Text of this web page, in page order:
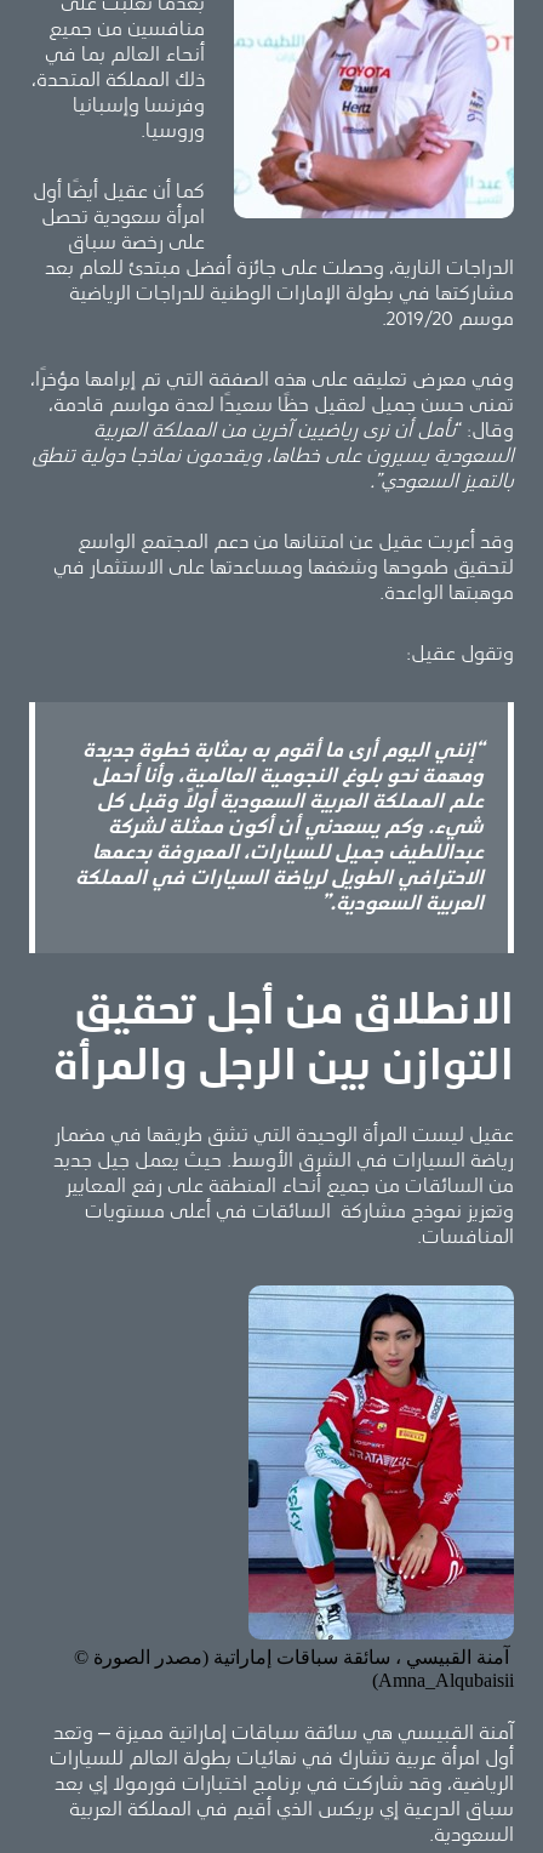
منافسين من جميع
أنحاء العالم بما في
ذلك المملكة المتحدة،
وفرنسا وإسبانيا
وروسيا.
كما أن عقيل أيضًا أول
امرأة سعودية تحصل
على رخصة سباق
الدراجات النارية، وحصلت على جائزة أفضل مبتدئ للعام بعد
مشاركتها في بطولة الإمارات الوطنية للدراجات الرياضية
موسم 2019/20.
وفي معرض تعليقه على هذه الصفقة التي تم إبرامها مؤخرًا،
تمنى حسن جميل لعقيل حظًا سعيدًا لعدة مواسم قادمة،
وقال: “نأمل أن نرى رياضيين آخرين من المملكة العربية
السعودية يسيرون على خطاها، ويقدمون نماذجا دولية تنطق
بالتميز السعودي”.
وقد أعربت عقيل عن امتنانها من دعم المجتمع الواسع
لتحقيق طموحها وشغفها ومساعدتها على الاستثمار في
موهبتها الواعدة.
وتقول عقيل:
“إنني اليوم أرى ما أقوم به بمثابة خطوة جديدة
ومهمة نحو بلوغ النجومية العالمية، وأنا أحمل
علم المملكة العربية السعودية أولاً وقبل كل
شيء. وكم يسعدني أن أكون ممثلةلشركة
عبداللطيف جميل للسيارات، المعروفة بدعمها
الاحترافي الطويل لرياضة السيارات في المملكة
العربية السعودية.”
الانطلاق من أجل تحقيق
التوازن بين الرجل والمرأة
عقيل ليست المرأة الوحيدة التي تشق طريقها في مضمار
رياضة السيارات في الشرق الأوسط. حيث يعمل جيل جديد
من السائقات من جميع أنحاء المنطقة على رفع المعايير
وتعزيز نموذج مشاركة السائقات في أعلى مستويات
المنافسات.
آمنة القبيسي ، سائقة سباقات إماراتية (مصدر الصورة ©
Amna_Alqubaisii)
آمنة القبيسي هي سائقة سباقات إماراتية مميزة – وتعد
أول امرأة عربية تشارك في نهائيات بطولة العالم للسيارات
الرياضية، وقد شاركت في برنامج اختبارات فورمولا إي بعد
سباق الدرعية إي بريكس الذي أقيم في المملكة العربية
السعودية.